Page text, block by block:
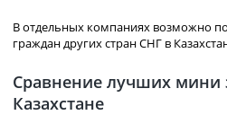
В отдельных компаниях возможно
граждан других стран СНГ в
Сравнение лучших мини
Казахстане